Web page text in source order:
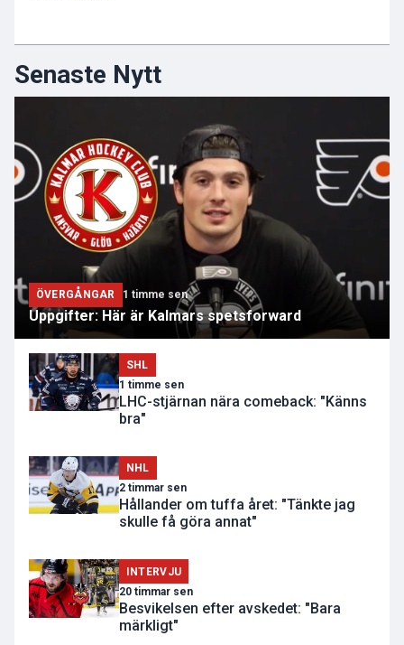
Senaste Nytt
ÖVERGÅNGAR 1 timme sen
Uppgifter: Här är Kalmars spetsforward
SHL
1 timme sen
LHC-stjärnan nära comeback: "Känns
bra"
NHL
2 timmar sen
Hållander om tuffa året: "Tänkte jag
skulle få göra annat"
INTERVJU
20 timmar sen
Besvikelsen efter avskedet: "Bara
märkligt"